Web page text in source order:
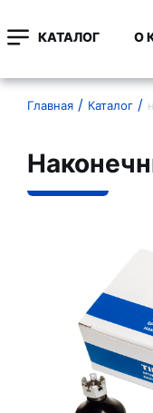
КАТАЛОГ О
Главная Каталог